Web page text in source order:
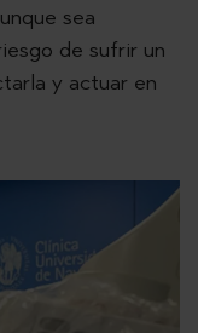
sea
de sufrir un
y actuar en